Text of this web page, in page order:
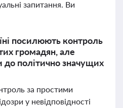
запитання. Ви
посилюють контроль
громадян, але
політично значущих
за простими
у невідповідності